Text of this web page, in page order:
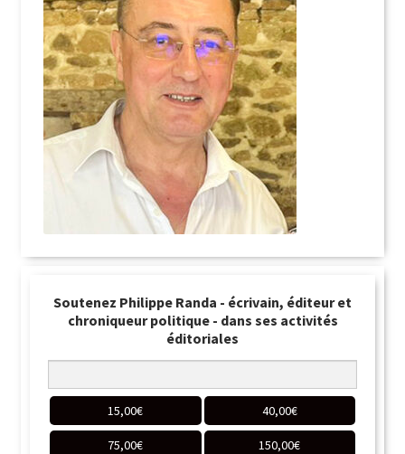
Soutenez Philippe Randa - écrivain, éditeur et
chroniqueur politique - dans ses activités
éditoriales
15,00€ 40,00€
75,00€ 150,00€